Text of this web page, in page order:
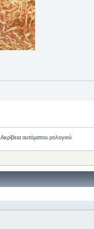
Ακρίβεια αυτόματου ρολογιού